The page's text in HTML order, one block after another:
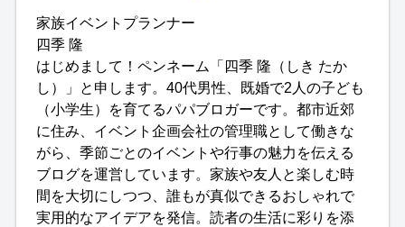
家族イベントプランナー
四季 隆
はじめまして！ペンネーム「四季 隆（しき たか
し）」と申します。40代男性、既婚で2人の子ども
（小学生）を育てるパパブロガーです。都市近郊
に住み、イベント企画会社の管理職として働きな
がら、季節ごとのイベントや行事の魅力を伝える
ブログを運営しています。家族や友人と楽しむ時
間を大切にしつつ、誰もが真似できるおしゃれで
実用的なアイデアを発信。読者の生活に彩りを添